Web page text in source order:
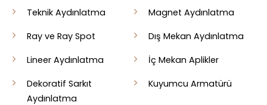
Teknik Aydınlatma
Ray ve Ray Spot
Lineer Aydınlatma
Dekoratif Sarkıt
Aydınlatma
Magnet Aydınlatma
Dış Mekan Aydınlatma
İç Mekan Aplikler
Kuyumcu Armatürü